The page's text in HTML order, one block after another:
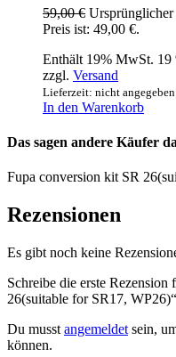
59,00€
Preis ist: 49,00 €.
Enthält 19% MwSt. 19
zzgl. Versand
Lieferzeit: nicht angegeben
In den Warenkorb
Das sagen andere Käufer
Fupa conversion kit SR
Rezensionen
Es gibt noch keine
Schreibe die erste
26(suitable for SR17, WP26)“
Du musst angemeldet sein,
können.